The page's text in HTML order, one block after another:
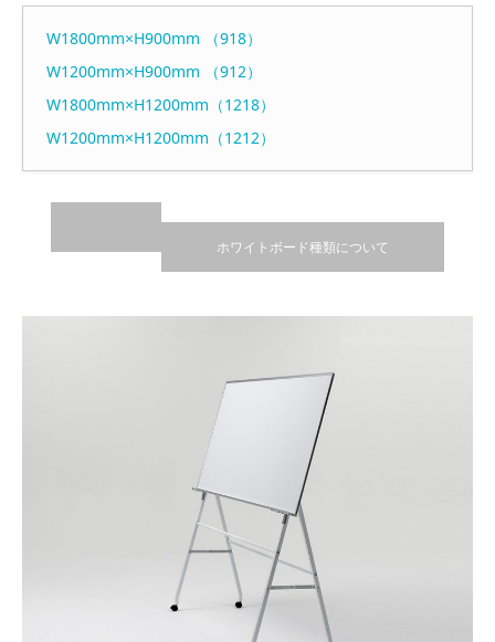
W1800mm×H900mm （918）
W1200mm×H900mm （912）
W1800mm×H1200mm（1218）
W1200mm×H1200mm（1212）
ホワイトボード種類について